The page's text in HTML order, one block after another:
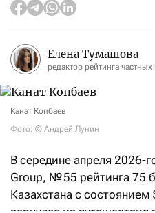
Елена Тумашова
редактор рейтинга
Канат Копбаев
Фото: © Андрей Лунин
В середине апреля 2026-
Group, № 55 рейтинга 75
Казахстана с